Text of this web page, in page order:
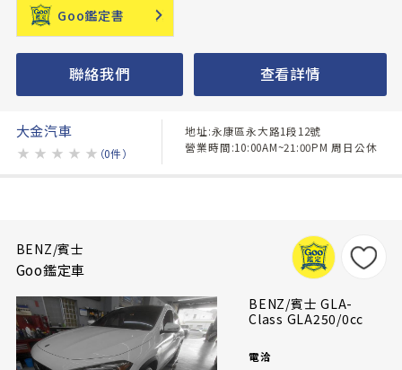
Goo鑑定書
聯絡我們 查看詳情
大金汽車
★ ★ ★ ★ ★ （0件）
地址:永康區永大路1段12號
營業時間:10:00AM~21:00PM 周日公休
BENZ/賓士
Goo鑑定車
BENZ/賓士 GLA-
Class GLA250/0cc
電洽